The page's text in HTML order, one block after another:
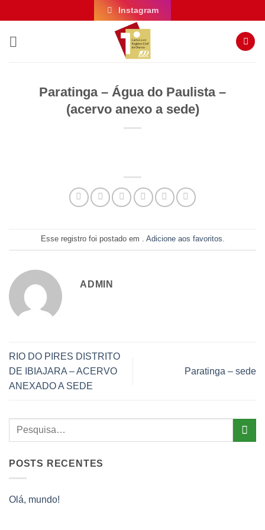
to
content
Instagram
Paratinga – Água do Paulista –
(acervo anexo a sede)
Esse registro foi postado em . Adicione aos favoritos.
ADMIN
RIO DO PIRES DISTRITO
DE IBIAJARA – ACERVO
ANEXADO A SEDE
Paratinga – sede
POSTS RECENTES
Olá, mundo!